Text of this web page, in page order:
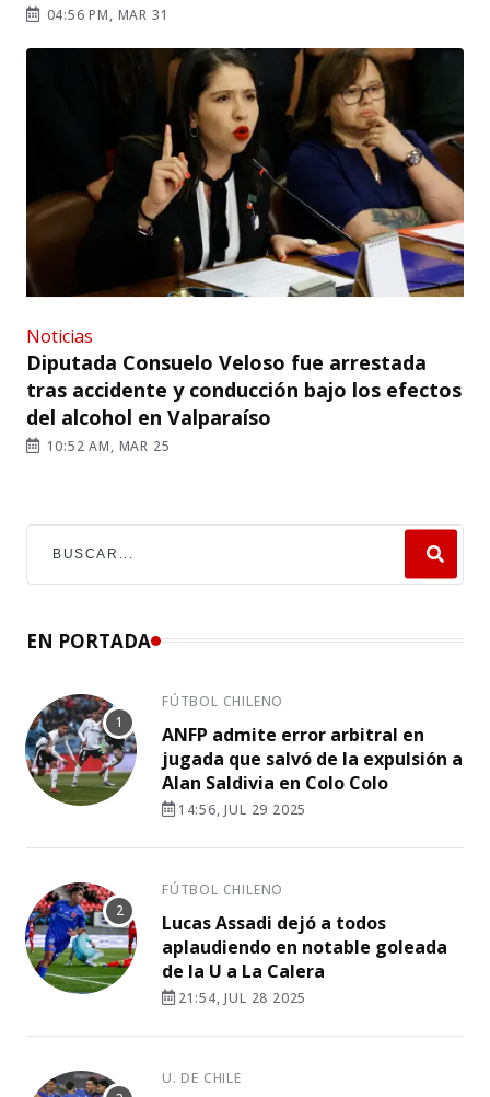
04:56 PM, MAR 31
Noticias
Diputada Consuelo Veloso fue arrestada
tras accidente y conducción bajo los efectos
del alcohol en Valparaíso
10:52 AM, MAR 25
EN PORTADA
FÚTBOL CHILENO
ANFP admite error arbitral en
jugada que salvó de la expulsión a
Alan Saldivia en Colo Colo
14:56, JUL 29 2025
FÚTBOL CHILENO
Lucas Assadi dejó a todos
aplaudiendo en notable goleada
de la U a La Calera
21:54, JUL 28 2025
U. DE CHILE